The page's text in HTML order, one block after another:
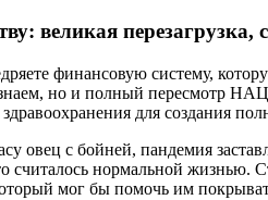
великая
финансовую систему,
но и полный пересмотр
для создания
овец с бойней, пандемия
считалось нормальной
мог бы помочь им